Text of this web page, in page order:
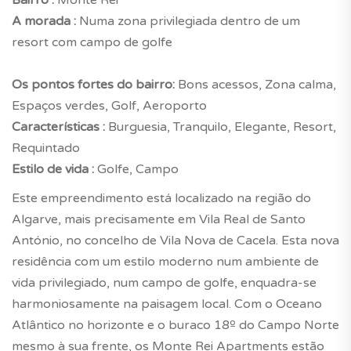
A morada : Numa zona privilegiada dentro de um
resort com campo de golfe
Os pontos fortes do bairro: Bons acessos, Zona calma,
Espaços verdes, Golf, Aeroporto
Características : Burguesia, Tranquilo, Elegante, Resort,
Requintado
Estilo de vida : Golfe, Campo
Este empreendimento está localizado na região do
Algarve, mais precisamente em Vila Real de Santo
António, no concelho de Vila Nova de Cacela. Esta nova
residência com um estilo moderno num ambiente de
vida privilegiado, num campo de golfe, enquadra-se
harmoniosamente na paisagem local. Com o Oceano
Atlântico no horizonte e o buraco 18º do Campo Norte
mesmo à sua frente, os Monte Rei Apartments estão